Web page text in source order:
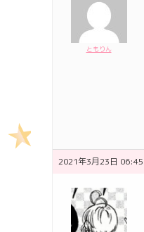
ともりん
2021年3月23日 06:45